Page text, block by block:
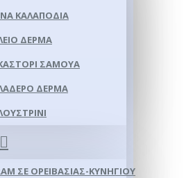
ΚΑΛΑΠΌΔΙΑ
ΔΈΡΜΑ
ΣΑΜΟΎΑ
ΔΈΡΜΑ
ΣΕ ΟΡΕΙΒΑΣΊΑΣ-ΚΥΝΗΓΊΟΥ